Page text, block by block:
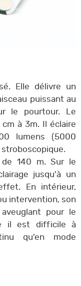
Elle délivre un
puissant au
le pourtour. Le
à 3m. Il éclaire
lumens (5000
de 140 m. Sur le
jusqu'à un
En intérieur,
intervention, son
pour le
il est difficile à
qu'en mode